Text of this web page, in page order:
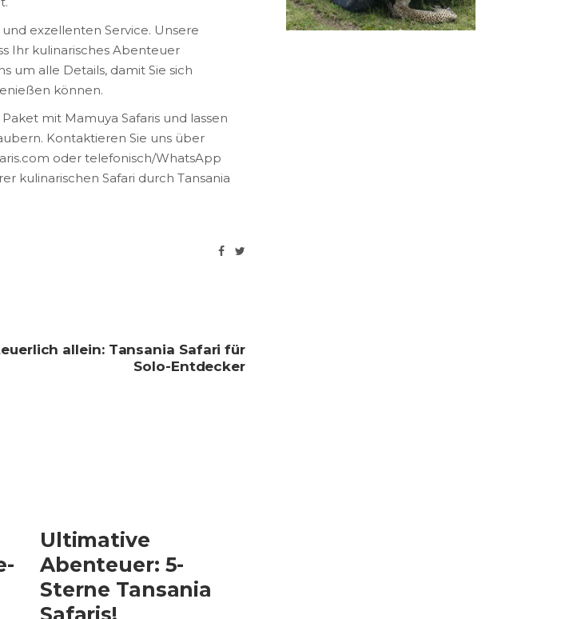
exzellenten Service. Unsere
Ihr kulinarisches Abenteuer
um alle Details, damit Sie sich
können.
mit Mamuya Safaris und lassen
Kontaktieren Sie uns über
oder telefonisch/WhatsApp
kulinarischen Safari durch Tansania
allein: Tansania Safari für
Solo-Entdecker
Ultimative
Abenteuer: 5-
Sterne Tansania
Safaris!